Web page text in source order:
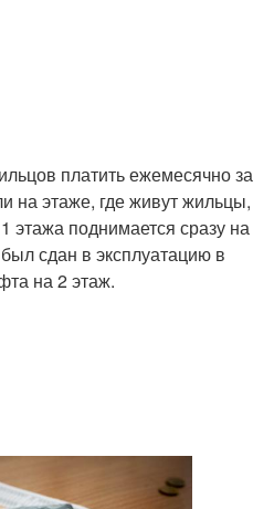
платить ежемесячно за
на этаже, где живут жильцы,
этажа поднимается сразу на
сдан в эксплуатацию в
на 2 этаж.